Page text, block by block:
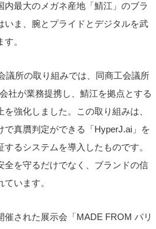
内最大のメガネ産地「鯖江」のブラ
ま、腕とプライドとデジタルを武
。
議所の取り組みでは、同商工会議所
社が業務提携し、鯖江を拠点とする
強化しました。この取り組みは、
で真贋判定ができる「HyperJ.ai」を
るシステムを導入したものです。
全を守るだけでなく、ブランドの信
います。
催された展示会「MADE FROM パリ